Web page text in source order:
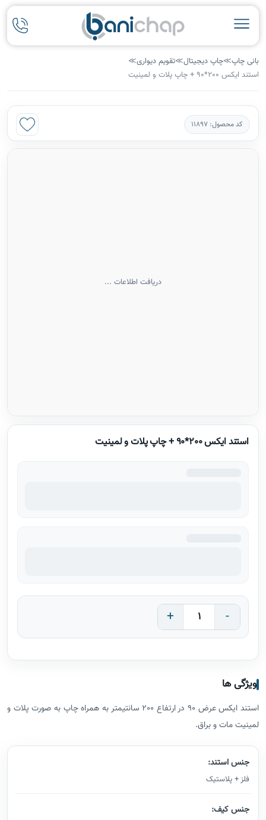
بانی چاپ≫چاپ دیجیتال≫تقویم دیواری≫
استند ایکس 200*90 + چاپ پلات و لمینیت
کد محصول: 11897
دریافت اطلاعات ...
استند ایکس 200*90 + چاپ پلات و لمینیت
-
+
ویژگی ها
استند ایکس عرض 90 در ارتفاع 200 سانتیمتر به همراه چاپ به صورت پلات و
لمینیت مات و براق.
جنس استند:
فلز + پلاستیک
جنس کیف: